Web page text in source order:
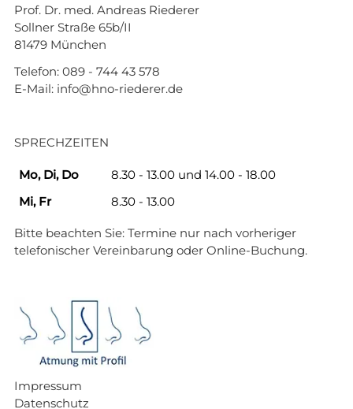
Prof. Dr. med. Andreas Riederer
Sollner Straße 65b/II
81479 München
Telefon: 089 - 744 43 578
E-Mail: info@hno-riederer.de
SPRECHZEITEN
Mo, Di, Do
8.30 - 13.00 und 14.00 - 18.00
Mi, Fr
8.30 - 13.00
Bitte beachten Sie: Termine nur nach vorheriger
telefonischer Vereinbarung oder Online-Buchung.
Impressum
Datenschutz